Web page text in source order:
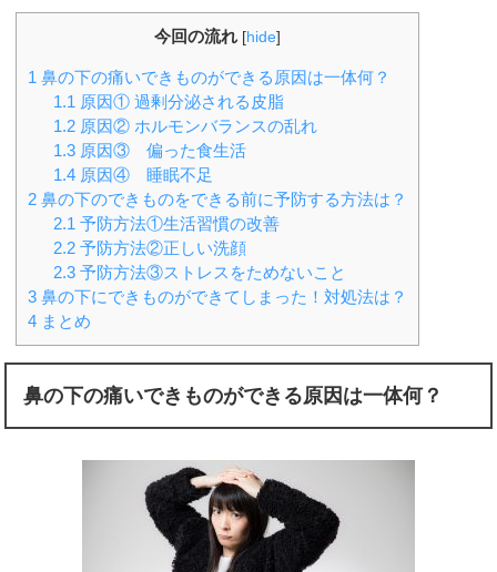
今回の流れ [hide]
1 鼻の下の痛いできものができる原因は一体何？
1.1 原因① 過剰分泌される皮脂
1.2 原因② ホルモンバランスの乱れ
1.3 原因③ 偏った食生活
1.4 原因④ 睡眠不足
2 鼻の下のできものをできる前に予防する方法は？
2.1 予防方法①生活習慣の改善
2.2 予防方法②正しい洗顔
2.3 予防方法③ストレスをためないこと
3 鼻の下にできものができてしまった！対処法は？
4 まとめ
鼻の下の痛いできものができる原因は一体何？